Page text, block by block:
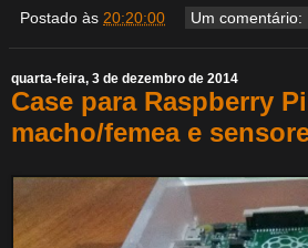
Postado às 20:20:00 Um comentário:
quarta-feira, 3 de dezembro de 2014
Case para Raspberry
macho/femea e